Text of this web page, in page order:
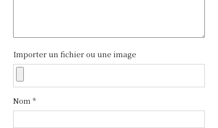
n
d
e
l
Importer un fichier ou une image
Nom *